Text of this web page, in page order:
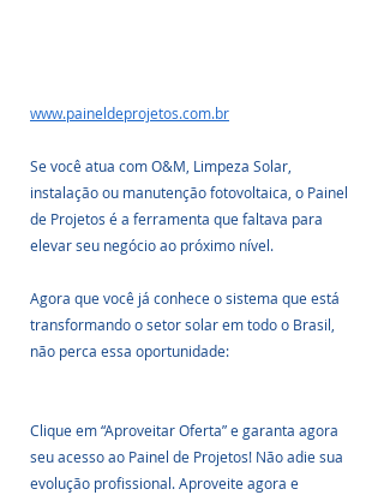
www.paineldeprojetos.com.br
Se você atua com O&M, Limpeza Solar,
instalação ou manutenção fotovoltaica, o Painel
de Projetos é a ferramenta que faltava para
elevar seu negócio ao próximo nível.
Agora que você já conhece o sistema que está
transformando o setor solar em todo o Brasil,
não perca essa oportunidade:
Clique em “Aproveitar Oferta” e garanta agora
seu acesso ao Painel de Projetos! Não adie sua
evolução profissional. Aproveite agora e